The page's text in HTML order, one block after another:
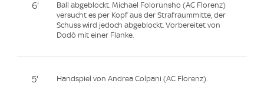
6'
Ball abgeblockt. Michael Folorunsho (AC Florenz)
versucht es per Kopf aus der Strafraummitte, der
Schuss wird jedoch abgeblockt. Vorbereitet von
Dodô mit einer Flanke.
5' Handspiel von Andrea Colpani (AC Florenz).